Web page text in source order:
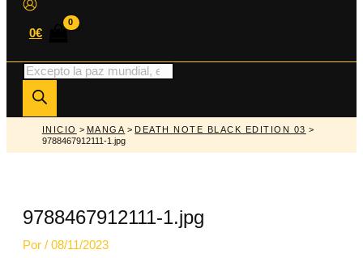
0€
Búsqueda
de
productos
INICIO > MANGA > DEATH NOTE BLACK EDITION 03 >
9788467912111-1.jpg
9788467912111-1.jpg
Por / 08/11/2023